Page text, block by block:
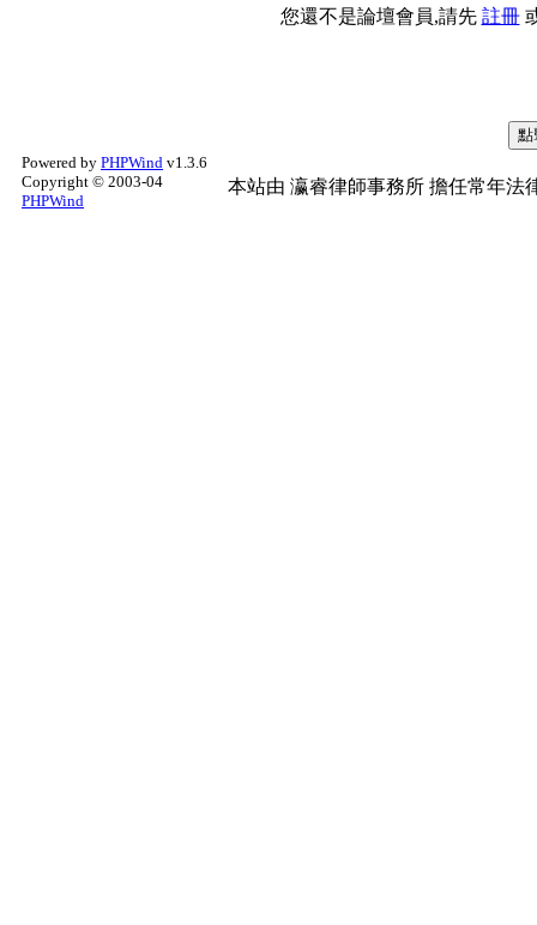
您還不是論壇會員,請先 註冊
Powered by PHPWind v1.3.6
Copyright © 2003-04
PHPWind
本站由 瀛睿律師事務所 擔任常年法